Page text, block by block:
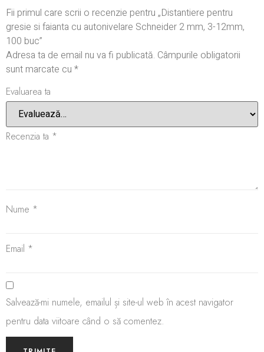
Fii primul care scrii o recenzie pentru „Distantiere pentru
gresie si faianta cu autonivelare Schneider 2 mm, 3-12mm,
100 buc”
Adresa ta de email nu va fi publicată. Câmpurile obligatorii
sunt marcate cu *
Evaluarea ta
Recenzia ta *
Nume *
Email *
Salvează-mi numele, emailul și site-ul web în acest navigator
pentru data viitoare când o să comentez.